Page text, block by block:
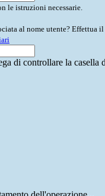
le istruzioni necessarie.
al nome utente? Effettua
di controllare la casella